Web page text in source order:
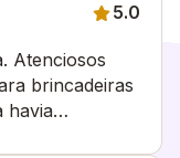
5.0
Atenciosos
brincadeiras
havia